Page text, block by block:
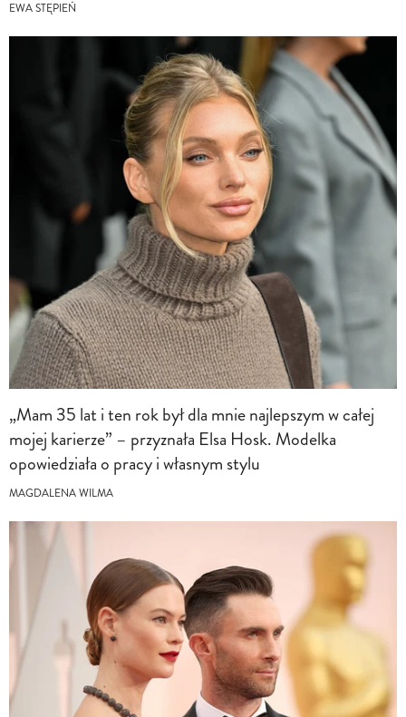
EWA STĘPIEŃ
„Mam 35 lat i ten rok był dla mnie najlepszym w całej
mojej karierze” – przyznała Elsa Hosk. Modelka
opowiedziała o pracy i własnym stylu
MAGDALENA WILMA